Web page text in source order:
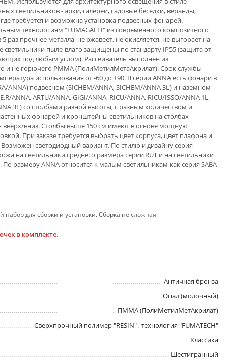
светильников - арки, галереи, садовые беседки, веранды,
требуется и возможна установка подвесных фонарей.
технологиям "FUMAGALLI" из современного композитного
раз прочнее металла, не ржавеет, не окисляется, не выгорает на
светильники пыле-влаго защищены по стандарту IP55 (защита от
под любым углом). Рассеиватель выполнен из
и не горючего PMMA (ПолиМетилМетаАкрилат). Срок службы
использования от -60 до +90. В серии ANNA есть фонари в
ANNA) подвесном (SICHEM/ANNA, SICHEM/ANNA 3L) и наземном
ANNA, ARTU/ANNA, GIGI/ANNA, RICU/ANNA, RICU/ISSO/ANNA 1L,
3L) со столбами разной высоты, с разным количеством и
фонарей и кронштейны светильников на столбах
вверх/вниз. Столбы выше 150 см имеют в основе мощную
При заказе требуется выбрать цвет корпуса, цвет плафона и
Возможен светодиодный вариант. По стилю и дизайну серия
на светильники среднего размера серии RUT и на светильники
размеру ANNA относится к малым светильникам как серия SABA
набор для сборки и установки. Сборка не сложная.
в комплекте.
Античная бронза
Опал (молочный)
ПММА (ПолиМетилМетАкрилат)
Сверхпрочный полимер "RESIN" , технология "FUMATECH"
Классика
Шестигранный